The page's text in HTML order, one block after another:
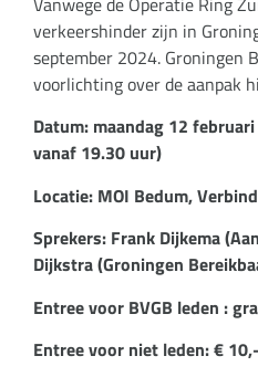
verkeershinder zijn in
september 2024. Groningen
voorlichting over de aanpak
Datum: maandag 12
vanaf 19.30 uur)
Locatie: MOI Bedum,
Sprekers: Frank Dijkema
Dijkstra (Groningen
Entree voor BVGB leden :
Entree voor niet leden: € 10,-